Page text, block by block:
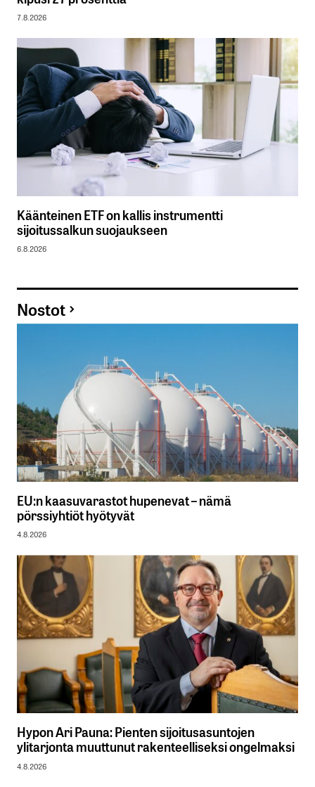
7.8.2026
Käänteinen ETF on kallis instrumentti
sijoitussalkun suojaukseen
6.8.2026
Nostot
EU:n kaasuvarastot hupenevat – nämä
pörssiyhtiöt hyötyvät
4.8.2026
Hypon Ari Pauna: Pienten sijoitusasuntojen
ylitarjonta muuttunut rakenteelliseksi ongelmaksi
4.8.2026